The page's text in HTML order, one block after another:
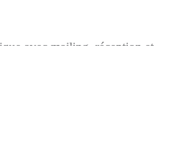
avec mailing, réception et